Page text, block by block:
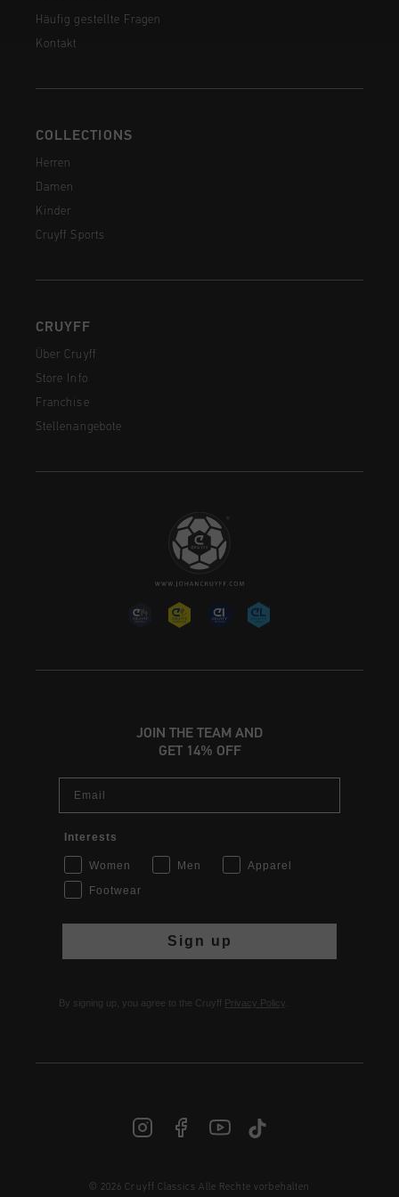
DE | € EUR
Häufig gestellte Fragen
Kontakt
COLLECTIONS
Herren
Damen
Kinder
Cruyff Sports
CRUYFF
Über Cruyff
Store Info
Franchise
Stellenangebote
JOIN THE TEAM AND
GET 14% OFF
Email
Interests
Women Men
Apparel
Footwear
Sign up
By signing up, you agree to the Cruyff Privacy Policy
© 2026 Cruyff Classics Alle Rechte vorbehalten